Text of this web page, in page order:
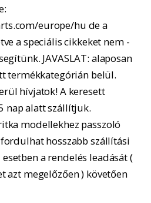
europe/hu de a
a speciális cikkeket nem -
JAVASLAT: alaposan
termékkategórián belül.
hívjatok! A keresett
nap alatt szállítjuk.
modellekhez passzoló
hosszabb szállítási
a rendelés leadását (
azt megelőzően ) követően